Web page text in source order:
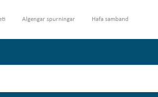
Algengar spurningar Hafa samband